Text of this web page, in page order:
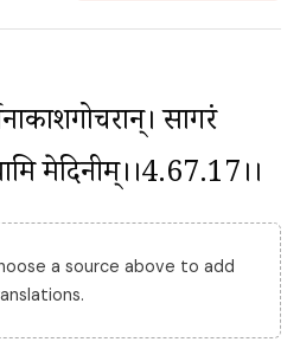
सागरं
मेदिनीम्।।4.67.17।।
a source above to add